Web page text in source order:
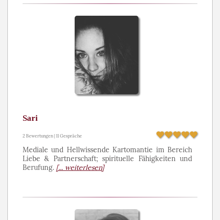
Sari
2 Bewertungen | 11 Gespräche
Mediale und Hellwissende Kartomantie im Bereich
Liebe & Partnerschaft; spirituelle Fähigkeiten und
Berufung. [... weiterlesen]